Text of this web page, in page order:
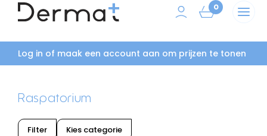
0
Log in of maak een account aan om prijzen te tonen
Raspatorium
Filter Kies categorie